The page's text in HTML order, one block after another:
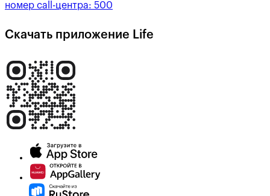
номер call-центра: 500
Скачать приложение Life